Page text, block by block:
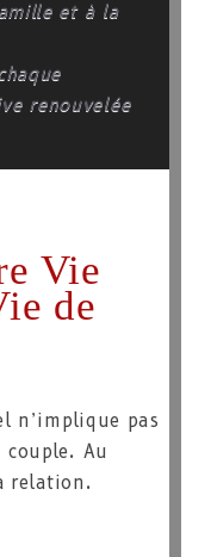
et à la
renouvelée
Vie
de
n’implique pas
Au
relation.